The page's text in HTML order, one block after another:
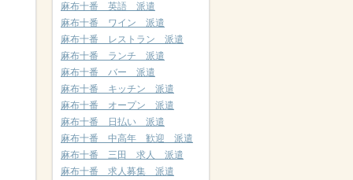
麻布十番 英語 派遣
麻布十番 ワイン 派遣
麻布十番 レストラン 派遣
麻布十番 ランチ 派遣
麻布十番 バー 派遣
麻布十番 キッチン 派遣
麻布十番 オープン 派遣
麻布十番 日払い 派遣
麻布十番 中高年 歓迎 派遣
麻布十番 三田 求人 派遣
麻布十番 求人募集 派遣